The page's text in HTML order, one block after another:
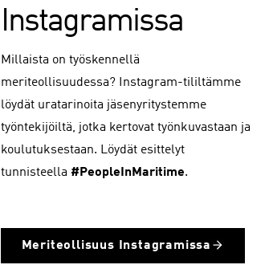
Instagramissa
Millaista on työskennellä
meriteollisuudessa? Instagram-tililtämme
löydät uratarinoita jäsenyritystemme
työntekijöiltä, jotka kertovat työnkuvastaan ja
koulutuksestaan. Löydät esittelyt
tunnisteella #PeopleInMaritime.
Meriteollisuus Instagramissa